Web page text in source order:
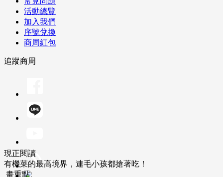
活動總覽
加入我們
序號兌換
商周紅包
追蹤商周
現正閱讀
有機菜的最高境界，連毛小孩都搶著吃！
畫重點